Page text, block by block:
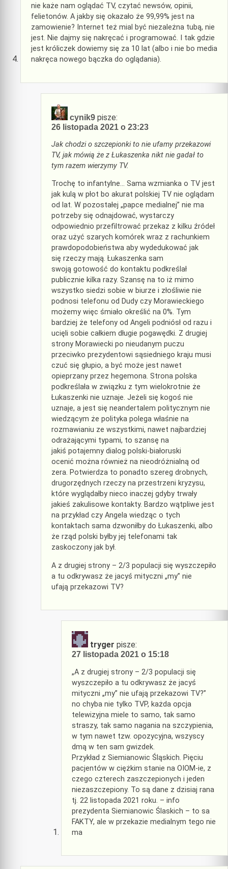
nie każe nam oglądać TV, czytać newsów, opinii,
felietonów. A jakby się okazało że 99,99% jest na
zamowienie? Internet też mial być niezależna tubą, nie
jest. Nie dajmy się nakręcać i programować. I tak gdzie
jest króliczek dowiemy się za 10 lat (albo i nie bo media
nakręca nowego bączka do oglądania).
cynik9 pisze:
26 listopada 2021 o 23:23
Jak chodzi o szczepionki to nie ufamy przekazowi
TV, jak mówią że z Łukaszenka nikt nie gadał to
tym razem wierzymy TV.
Trochę to infantylne… Sama wzmianka o TV jest
jak kulą w płot bo akurat polskiej TV nie oglądam
od lat. W pozostałej „papce medialnej” nie ma
potrzeby się odnajdować, wystarczy
odpowiednio przefiltrować przekaz z kilku źródeł
oraz użyć szarych komórek wraz z rachunkiem
prawdopodobieństwa aby wydedukować jak
się rzeczy mają. Łukaszenka sam
swoją gotowość do kontaktu podkreślał
publicznie kilka razy. Szansę na to iż mimo
wszystko siedzi sobie w biurze i złośliwie nie
podnosi telefonu od Dudy czy Morawieckiego
możemy więc śmiało określić na 0%. Tym
bardziej że telefony od Angeli podniósł od razu i
ucięli sobie całkiem długie pogawędki. Z drugiej
strony Morawiecki po nieudanym puczu
przeciwko prezydentowi sąsiedniego kraju musi
czuć się głupio, a być może jest nawet
opieprzany przez hegemona. Strona polska
podkreślała w związku z tym wielokrotnie że
Łukaszenki nie uznaje. Jeżeli się kogoś nie
uznaje, a jest się neandertalem politycznym nie
wiedzącym że polityka polega właśnie na
rozmawianiu ze wszystkimi, nawet najbardziej
odrażającymi typami, to szansę na
jakiś potajemny dialog polski-białoruski
ocenić można również na nieodróżnialną od
zera. Potwierdza to ponadto szereg drobnych,
drugorzędnych rzeczy na przestrzeni kryzysu,
które wyglądałby nieco inaczej gdyby trwały
jakieś zakulisowe kontakty. Bardzo wątpliwe jest
na przykład czy Angela wiedząc o tych
kontaktach sama dzwoniłby do Łukaszenki, albo
że rząd polski byłby jej telefonami tak
zaskoczony jak był.
A z drugiej strony – 2/3 populacji się wyszczepiło
a tu odkrywasz że jacyś mityczni „my” nie
ufają przekazowi TV?
tryger pisze:
27 listopada 2021 o 15:18
„A z drugiej strony – 2/3 populacji się
wyszczepiło a tu odkrywasz że jacyś
mityczni „my” nie ufają przekazowi TV?”
no chyba nie tylko TVP, każda opcja
telewizyjna miele to samo, tak samo
straszy, tak samo nagania na szczypienia,
w tym nawet tzw. opozycyjna, wszyscy
dmą w ten sam gwizdek.
Przykład z Siemianowic Śląskich. Pięciu
pacjentów w ciężkim stanie na OIOM-ie, z
czego czterech zaszczepionych i jeden
niezaszczepiony. To są dane z dzisiaj rana
tj. 22 listopada 2021 roku. – info
prezydenta Siemianowic Ślaskich – to sa
FAKTY, ale w przekazie medialnym tego nie
ma